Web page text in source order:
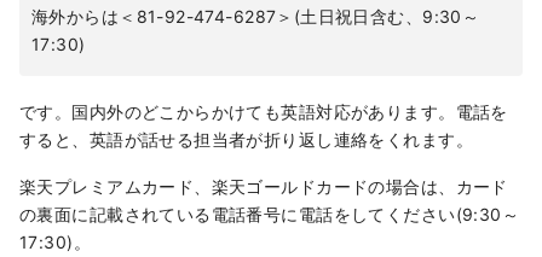
海外からは＜81-92-474-6287＞(土日祝日含む、9:30～
17:30)
です。国内外のどこからかけても英語対応があります。電話を
すると、英語が話せる担当者が折り返し連絡をくれます。
楽天プレミアムカード、楽天ゴールドカードの場合は、カード
の裏面に記載されている電話番号に電話をしてください(9:30～
17:30)。